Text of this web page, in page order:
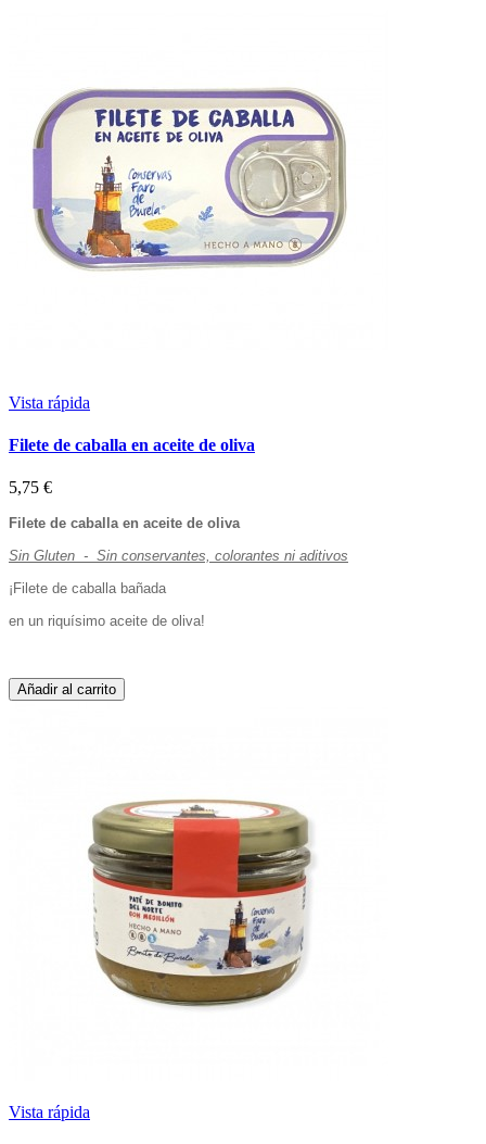
Vista rápida
Filete de caballa en aceite de oliva
5,75 €
Filete de caballa en aceite de oliva
Sin Gluten - Sin conservantes, colorantes ni aditivos
¡Filete de caballa bañada
en un riquísimo aceite de oliva!
Añadir al carrito
Vista rápida